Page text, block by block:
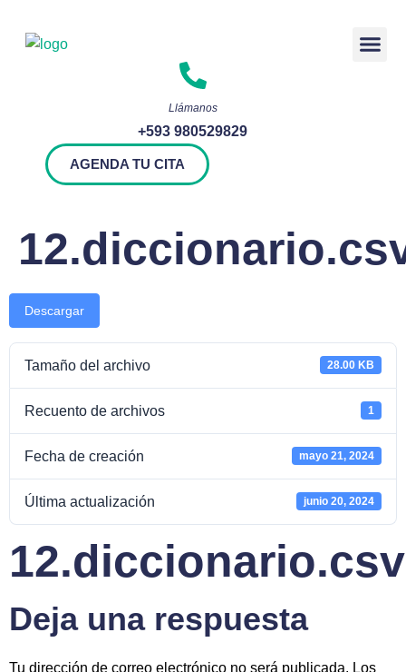
Llámanos
+593 980529829
AGENDA TU CITA
Descargar
Tamaño del archivo 28.00 KB
Recuento de archivos 1
Fecha de creación mayo 21, 2024
Última actualización junio 20, 2024
12.diccionario.csv
Deja una respuesta
Tu dirección de correo electrónico no será publicada. Los